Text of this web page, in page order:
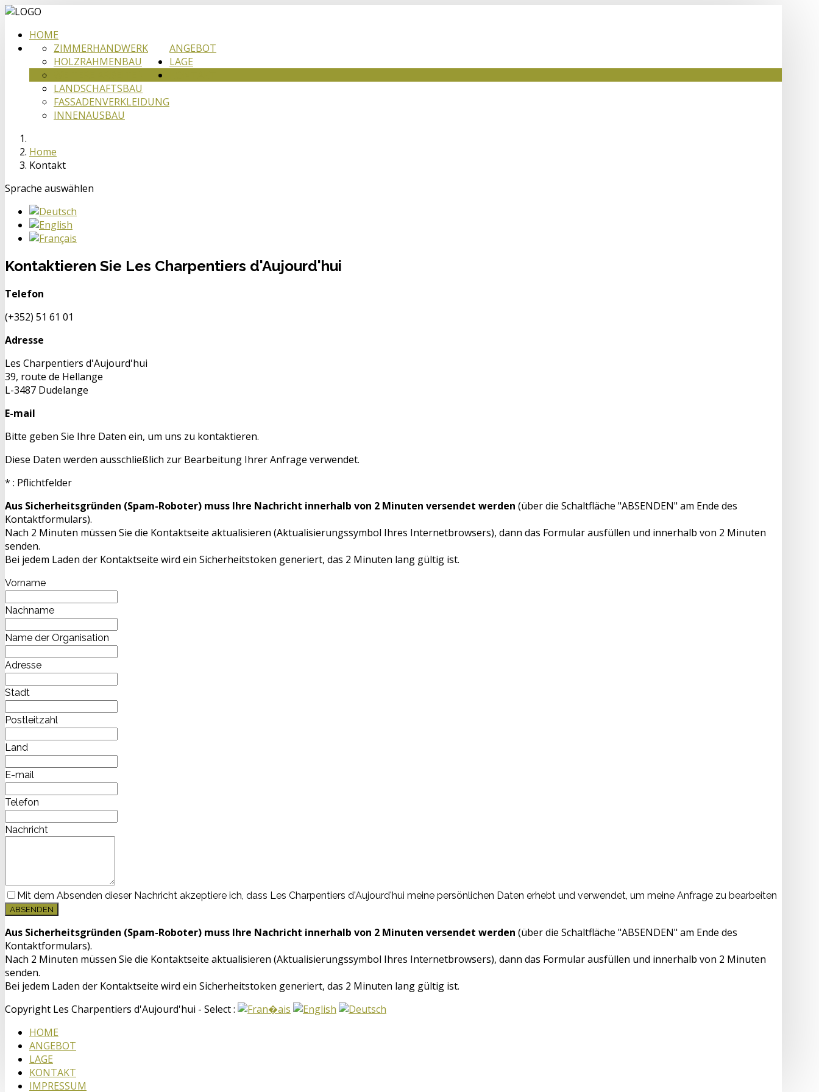
HOME
ANGEBOT
ZIMMERHANDWERK
HOLZRAHMENBAU
LANDSCHAFTSBAU
FASSADENVERKLEIDUNG
INNENAUSBAU
LAGE
Home
Kontakt
Sprache auswählen
Kontaktieren Sie Les Charpentiers d'Aujourd'hui
Telefon
(+352) 51 61 01
Adresse
Les Charpentiers d'Aujourd'hui
39, route de Hellange
L-3487 Dudelange
E-mail
Bitte geben Sie Ihre Daten ein, um uns zu kontaktieren.
Diese Daten werden ausschließlich zur Bearbeitung Ihrer Anfrage verwendet.
* : Pflichtfelder
Aus Sicherheitsgründen (Spam-Roboter) muss Ihre Nachricht innerhalb von 2 Minuten versendet werden (über die Schaltfläche "ABSENDEN" am Ende des
Kontaktformulars).
Nach 2 Minuten müssen Sie die Kontaktseite aktualisieren (Aktualisierungssymbol Ihres Internetbrowsers), dann das Formular ausfüllen und innerhalb von 2 Minuten
senden.
Bei jedem Laden der Kontaktseite wird ein Sicherheitstoken generiert, das 2 Minuten lang gültig ist.
Vorname
Nachname
Name der Organisation
Adresse
Stadt
Postleitzahl
Land
E-mail
Telefon
Nachricht
Mit dem Absenden dieser Nachricht akzeptiere ich, dass Les Charpentiers d'Aujourd'hui meine persönlichen Daten erhebt und verwendet, um meine Anfrage zu bearbeiten
ABSENDEN
Aus Sicherheitsgründen (Spam-Roboter) muss Ihre Nachricht innerhalb von 2 Minuten versendet werden (über die Schaltfläche "ABSENDEN" am Ende des
Kontaktformulars).
Nach 2 Minuten müssen Sie die Kontaktseite aktualisieren (Aktualisierungssymbol Ihres Internetbrowsers), dann das Formular ausfüllen und innerhalb von 2 Minuten
senden.
Bei jedem Laden der Kontaktseite wird ein Sicherheitstoken generiert, das 2 Minuten lang gültig ist.
Copyright Les Charpentiers d'Aujourd'hui - Select :
HOME
ANGEBOT
LAGE
KONTAKT
IMPRESSUM